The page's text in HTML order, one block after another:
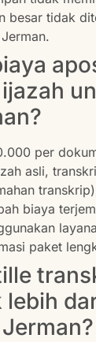
besar tidak
per
asli,
biaya
paket